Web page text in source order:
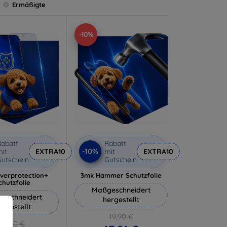
Ermäßigte
EXTRA10
18,90 €
-10%
-10%
Rabatt
mit
Gutschein
EXTRA10
3mk Hammer Schutzfolie
Maßgeschneidert
hergestellt
19,90 €